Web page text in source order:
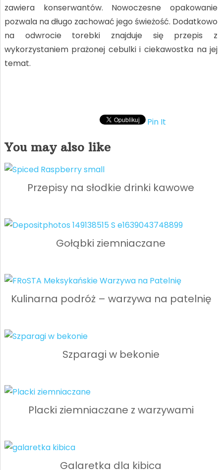
zawiera konserwantów. Nowoczesne opakowanie
pozwala na długo zachować jego świeżość. Dodatkowo
na odwrocie torebki znajduje się przepis z
wykorzystaniem prażonej cebulki i ciekawostka na jej
temat.
Pin It
You may also like
Przepisy na słodkie drinki kawowe
Gołąbki ziemniaczane
Kulinarna podróż – warzywa na patelnię
Szparagi w bekonie
Placki ziemniaczane z warzywami
Galaretka dla kibica